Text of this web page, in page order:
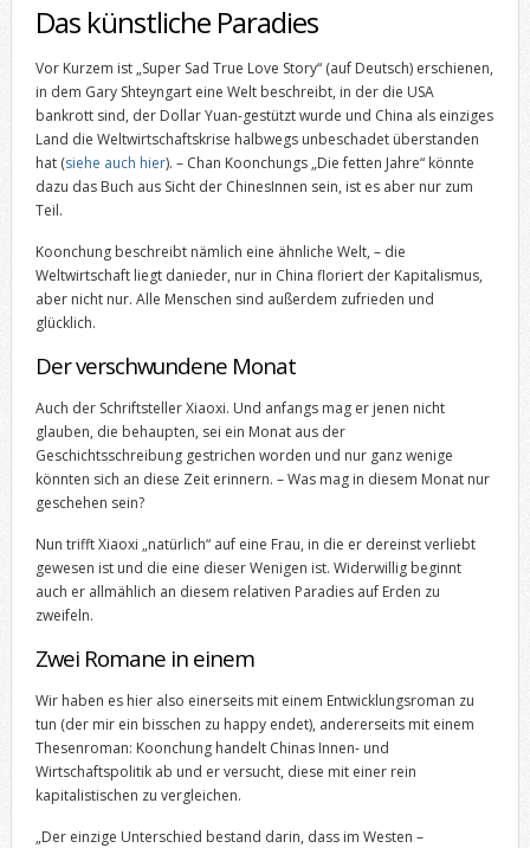
Das künstliche Paradies
Vor Kurzem ist „Super Sad True Love Story“ (auf Deutsch) erschienen,
in dem Gary Shteyngart eine Welt beschreibt, in der die USA
bankrott sind, der Dollar Yuan-gestützt wurde und China als einziges
Land die Weltwirtschaftskrise halbwegs unbeschadet überstanden
hat (siehe auch hier). – Chan Koonchungs „Die fetten Jahre“ könnte
dazu das Buch aus Sicht der ChinesInnen sein, ist es aber nur zum
Teil.
Koonchung beschreibt nämlich eine ähnliche Welt, – die
Weltwirtschaft liegt danieder, nur in China floriert der Kapitalismus,
aber nicht nur. Alle Menschen sind außerdem zufrieden und
glücklich.
Der verschwundene Monat
Auch der Schriftsteller Xiaoxi. Und anfangs mag er jenen nicht
glauben, die behaupten, sei ein Monat aus der
Geschichtsschreibung gestrichen worden und nur ganz wenige
könnten sich an diese Zeit erinnern. – Was mag in diesem Monat nur
geschehen sein?
Nun trifft Xiaoxi „natürlich“ auf eine Frau, in die er dereinst verliebt
gewesen ist und die eine dieser Wenigen ist. Widerwillig beginnt
auch er allmählich an diesem relativen Paradies auf Erden zu
zweifeln.
Zwei Romane in einem
Wir haben es hier also einerseits mit einem Entwicklungsroman zu
tun (der mir ein bisschen zu happy endet), andererseits mit einem
Thesenroman: Koonchung handelt Chinas Innen- und
Wirtschaftspolitik ab und er versucht, diese mit einer rein
kapitalistischen zu vergleichen.
„Der einzige Unterschied bestand darin, dass im Westen –